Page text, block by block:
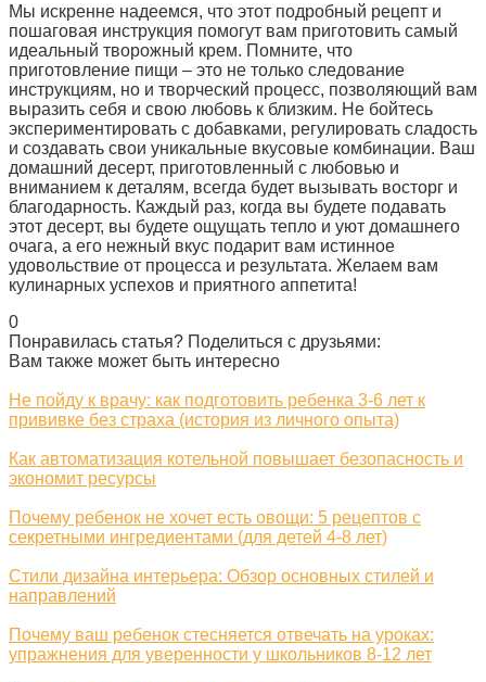
Мы искренне надеемся, что этот подробный рецепт и
пошаговая инструкция помогут вам приготовить самый
идеальный творожный крем. Помните, что
приготовление пищи – это не только следование
инструкциям, но и творческий процесс, позволяющий вам
выразить себя и свою любовь к близким. Не бойтесь
экспериментировать с добавками, регулировать сладость
и создавать свои уникальные вкусовые комбинации. Ваш
домашний десерт, приготовленный с любовью и
вниманием к деталям, всегда будет вызывать восторг и
благодарность. Каждый раз, когда вы будете подавать
этот десерт, вы будете ощущать тепло и уют домашнего
очага, а его нежный вкус подарит вам истинное
удовольствие от процесса и результата. Желаем вам
кулинарных успехов и приятного аппетита!
0
Понравилась статья? Поделиться с друзьями:
Вам также может быть интересно
Не пойду к врачу: как подготовить ребенка 3-6 лет к
прививке без страха (история из личного опыта)
Как автоматизация котельной повышает безопасность и
экономит ресурсы
Почему ребенок не хочет есть овощи: 5 рецептов с
секретными ингредиентами (для детей 4-8 лет)
Стили дизайна интерьера: Обзор основных стилей и
направлений
Почему ваш ребенок стесняется отвечать на уроках:
упражнения для уверенности у школьников 8-12 лет